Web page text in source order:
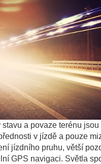
a povaze terénu
v jízdě a pouze
jízdního pruhu, větší
GPS navigaci. Světla